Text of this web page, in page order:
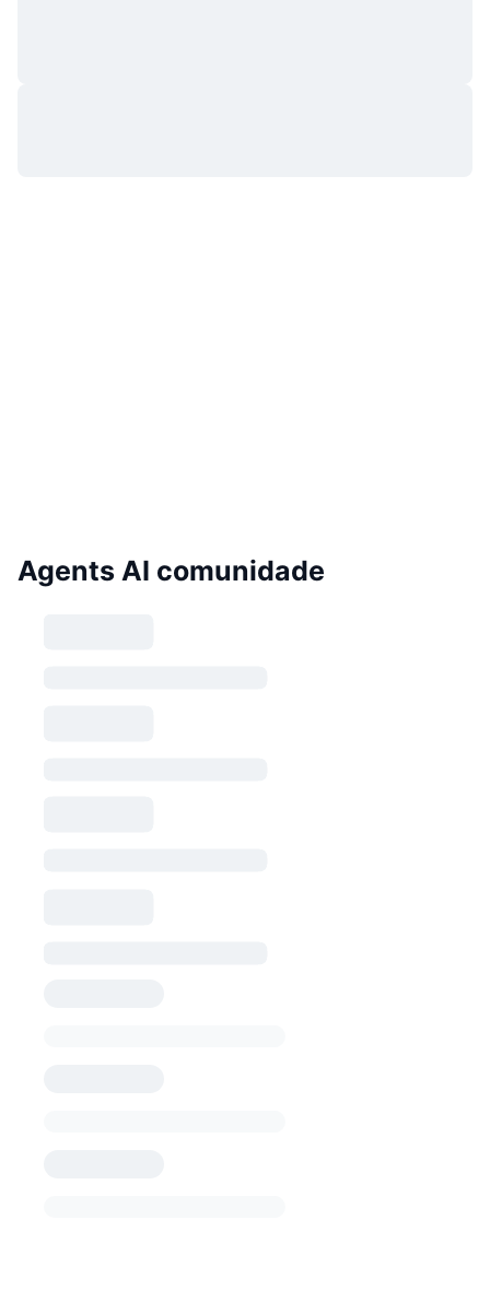
Agents AI comunidade